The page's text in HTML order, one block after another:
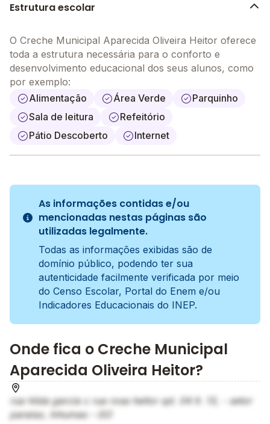
Estrutura escolar
O Creche Municipal Aparecida Oliveira Heitor oferece
toda a estrutura necessária para o conforto e
desenvolvimento educacional dos seus alunos, como
por exemplo:
Alimentação
Área Verde
Parquinho
Sala de leitura
Refeitório
Pátio Descoberto
Internet
As informações contidas e/ou
mencionadas nestas páginas são
utilizadas legalmente.
Todas as informações exibidas são de
domínio público, podendo ter sua
autenticidade facilmente verificada por meio
do Censo Escolar, Portal do Enem e/ou
Indicadores Educacionais do INEP.
Onde fica o Creche Municipal
Aparecida Oliveira Heitor?
rua hilda garcia c rua rosa heitor qd. 04 lt. 13, - setor
paraiso, Inhumas - GO